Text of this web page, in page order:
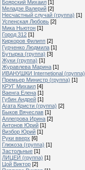
Боярский Михаил [1]
Меладзе Валерий [2]
Несчастный случай (группа) [1]
Успенская Любовь [2]
Мика Ньютон [1]
Город 312 [1]
Киркоров Филипп [2]
Гурченко Людмила [1]
Бутырка (группа) [3]
Жуки (группа) [1]
Журавлева Марина [1]
ИВАНУШКИ Internetional (группа)
Премьер Министр (группа) [1]
КРУГ Михаил [4]
Ваенга Елена [1]
Губин Андрей [1]
Агата Кристи (группа) [2]
Быков Вячеслав [1]
Аллегрова Ирина [2]
Антонов Юрий [1]
Визбор Юрий [1]
Руки вверх [6]
Глюкоза (группа) [1]
Застольные [1]
ЛИЦЕЙ (группа) [1]
Цой Виктор [2]